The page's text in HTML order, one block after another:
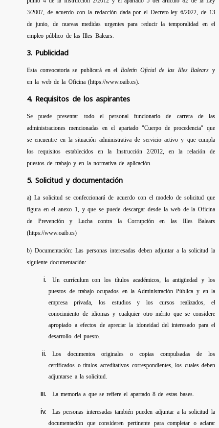
3/2007, de acuerdo con la redacción dada por el Decreto-ley 6/2022, de 13
de junio, de nuevas medidas urgentes para reducir la temporalidad en el
empleo público de las Illes Balears.
3. Publicidad
Esta convocatoria se publicará en el Boletín Oficial de las Illes Balears y
en la web de la Oficina (https://www.oaib.es).
4. Requisitos de los aspirantes
Se puede presentar todo el personal funcionario de carrera de las
administraciones mencionadas en el apartado "Cuerpo de procedencia" que
se encuentre en la situación administrativa de servicio activo y que cumpla
los requisitos establecidos en la Instrucción 2/2012, en la relación de
puestos de trabajo y en la normativa de aplicación.
5. Solicitud y documentación
a) La solicitud se confeccionará de acuerdo con el modelo de solicitud que
figura en el anexo 1, y que se puede descargar desde la web de la Oficina
de Prevención y Lucha contra la Corrupción en las Illes Balears
(https://www.oaib.es)
b) Documentación: Las personas interesadas deben adjuntar a la solicitud la
siguiente documentación:
Un currículum con los títulos académicos, la antigüedad y los
puestos de trabajo ocupados en la Administración Pública y en la
empresa privada, los estudios y los cursos realizados, el
conocimiento de idiomas y cualquier otro mérito que se considere
apropiado a efectos de apreciar la idoneidad del interesado para el
desarrollo del puesto.
Los documentos originales o copias compulsadas de los
certificados o títulos acreditativos correspondientes, los cuales deben
adjuntarse a la solicitud.
La memoria a que se refiere el apartado 8 de estas bases.
Las personas interesadas también pueden adjuntar a la solicitud la
documentación que consideren pertinente para completar o aclarar